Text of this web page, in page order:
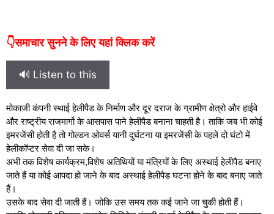
👇समाचार सुनने के लिए यहां क्लिक करें
🔊 Listen to this
मोकाजी कंपनी स्थाई हेलीपैड के निर्माण और दूर दराज के ग्रामीण क्षेत्रो और हाईवे
और राष्ट्रीय राजमार्गो के आसपास पाने हेलीपैड बनाना चाहती है। ताकि जब भी कोई
इमरजेंसी होती है तो गोल्डन ओवर्स यानी दुर्घटना या इमरजेंसी के पहले दो घंटो में
हेलीकॉप्टर सेवा दी जा सके।
अभी तक विशेष कार्यक्रम,विशेष अतिथियों या मंत्रियों के लिए अस्थाई हेलीपैड बनाए
जाते हैं या कोई आपदा हो जाने के बाद अस्थाई हेलीपैड घटना होने के बाद बनाए जाते
हैं।
उसके बाद सेवा दी जाती हैं। जोकि उस समय तक कई जाने जा चुकी होती हैं।